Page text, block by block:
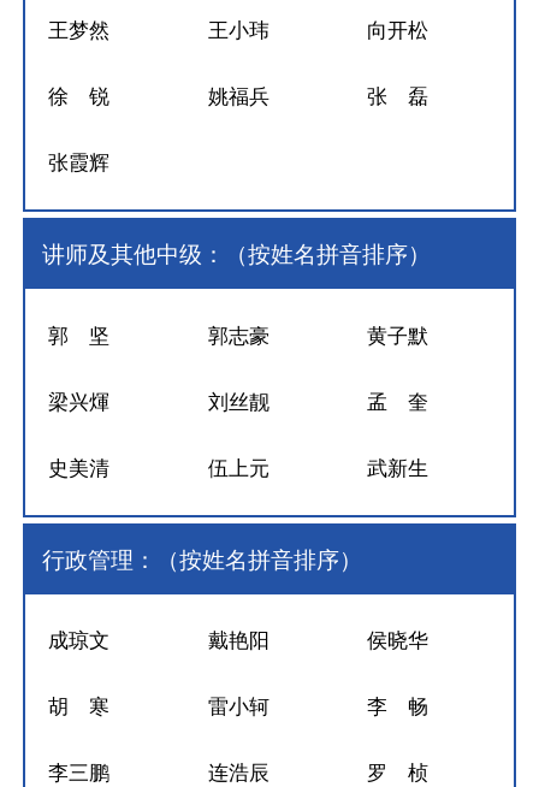
王梦然 王小玮 向开松
徐 锐 姚福兵 张 磊
张霞辉
讲师及其他中级：（按姓名拼音排序）
郭 坚 郭志豪 黄子默
梁兴煇 刘丝靓 孟 奎
史美清 伍上元 武新生
行政管理：（按姓名拼音排序）
成琼文 戴艳阳 侯晓华
胡 寒 雷小轲 李 畅
李三鹏 连浩辰 罗 桢